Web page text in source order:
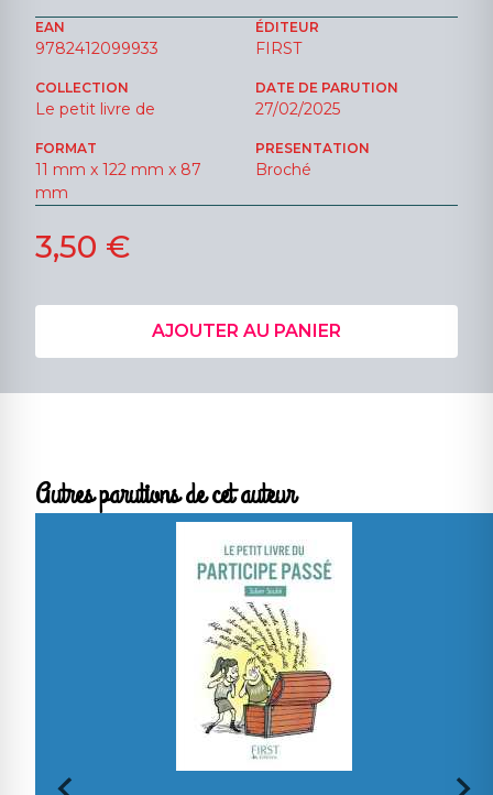
EAN
9782412099933
ÉDITEUR
FIRST
COLLECTION
Le petit livre de
DATE DE PARUTION
27/02/2025
FORMAT
11 mm x 122 mm x 87
mm
PRESENTATION
Broché
3,50 €
AJOUTER AU PANIER
Autres parutions de cet auteur